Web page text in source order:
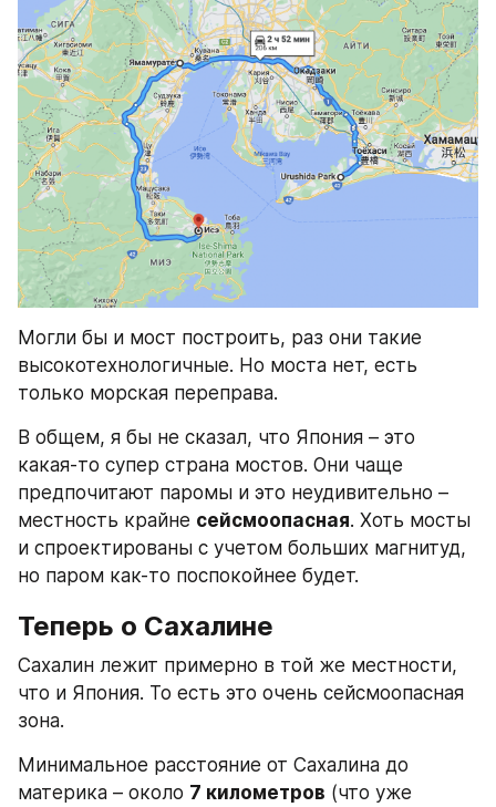
Могли бы и мост построить, раз они такие
высокотехнологичные. Но моста нет, есть
только морская переправа.
В общем, я бы не сказал, что Япония – это
какая-то супер страна мостов. Они чаще
предпочитают паромы и это неудивительно –
местность крайне сейсмоопасная. Хоть мосты
и спроектированы с учетом больших магнитуд,
но паром как-то поспокойнее будет.
Теперь о Сахалине
Сахалин лежит примерно в той же местности,
что и Япония. То есть это очень сейсмоопасная
зона.
Минимальное расстояние от Сахалина до
материка – около 7 километров (что уже